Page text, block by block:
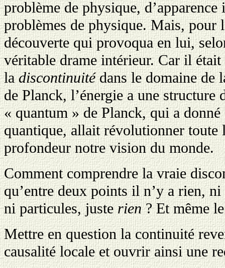
problème de physique,
problèmes de physique. Mais, pour
découverte qui provoqua en lui,
véritable drame intérieur. Car il
ladiscontinuitédans le domaine de
de Planck, l’énergie a une structure
« quantum » de Planck, qui a
quantique, allait révolutionner toute
profondeur notre vision du monde.
Comment comprendre la vraie
qu’entre deux points il n’y a rien,
ni particules, justerien?Et même
Mettre en question la continuité
causalité locale et ouvrir ainsi une